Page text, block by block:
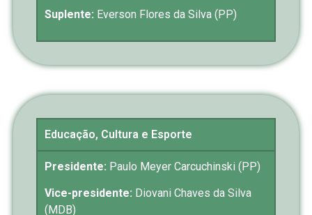
Suplente: Everson Flores da Silva (PP)
Educação, Cultura e Esporte
Presidente: Paulo Meyer Carcuchinski (PP)
Vice-presidente: Diovani Chaves da Silva
(MDB)